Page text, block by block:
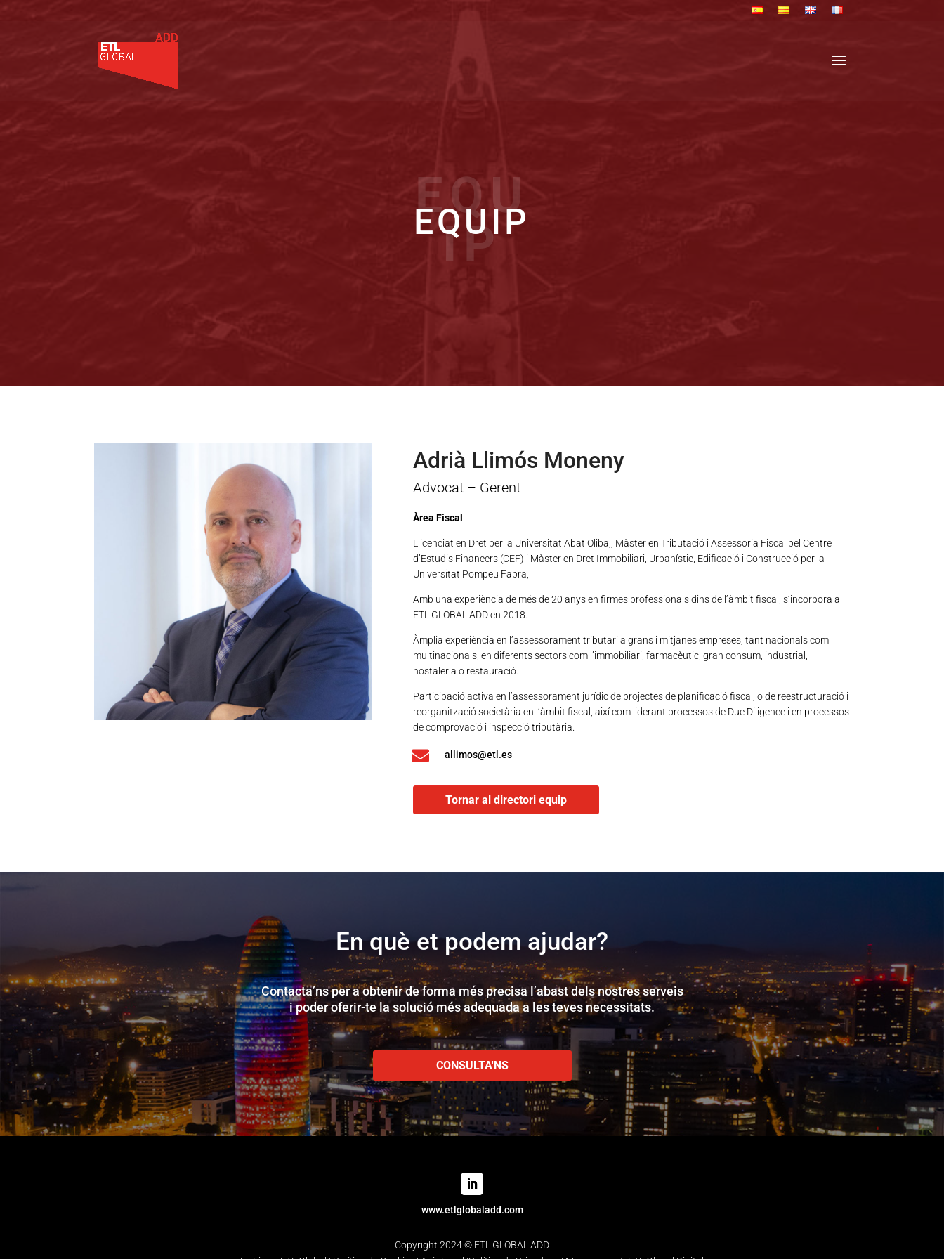
EQUIP
EQU
IP
Adrià Llimós Moneny
Advocat – Gerent
Àrea Fiscal
Llicenciat en Dret per la Universitat Abat Oliba,, Màster en Tributació i Assessoria Fiscal pel Centre
d’Estudis Financers (CEF) i Màster en Dret Immobiliari, Urbanístic, Edificació i Construcció per la
Universitat Pompeu Fabra,
Amb una experiència de més de 20 anys en firmes professionals dins de l’àmbit fiscal, s’incorpora a
ETL GLOBAL ADD en 2018.
Àmplia experiència en l’assessorament tributari a grans i mitjanes empreses, tant nacionals com
multinacionals, en diferents sectors com l’immobiliari, farmacèutic, gran consum, industrial,
hostaleria o restauració.
Participació activa en l’assessorament jurídic de projectes de planificació fiscal, o de reestructuració i
reorganització societària en l’àmbit fiscal, així com liderant processos de Due Diligence i en processos
de comprovació i inspecció tributària.
 allimos@etl.es
Tornar al directori equip
En què et podem ajudar?
Contacta’ns per a obtenir de forma més precisa l’abast dels nostres serveis
i poder oferir-te la solució més adequada a les teves necessitats.
CONSULTA'NS
www.etlglobaladd.com
Copyright 2024 © ETL GLOBAL ADD